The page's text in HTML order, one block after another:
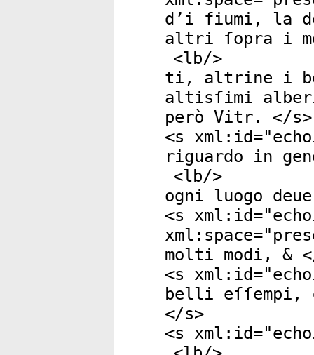
d’i fiumi, la
altri ſopra i
<lb/>
ti, altrine i
altisſimi
però Vitr. </s>
<s xml:id="
riguardo in
<lb/>
ogni luogo
<s xml:id="
xml:space="
molti modi, &
<s xml:id="
belli
</s>
<s xml:id="